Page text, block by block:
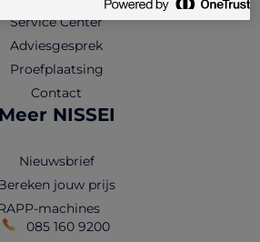
Service Center
Adviesgesprek
Proefplaatsing
Contact
Meer NISSEI
Nieuwsbrief
jouw prijs
machines
085 160 9200